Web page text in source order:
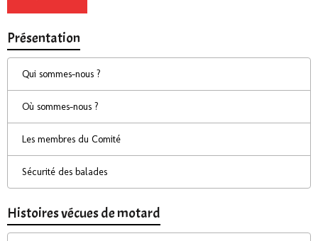
Présentation
Qui sommes-nous ?
Où sommes-nous ?
Les membres du Comité
Sécurité des balades
Histoires vécues de motard